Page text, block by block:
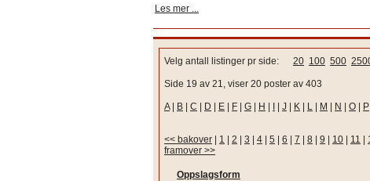
Les mer ...
Velg antall listinger pr side: 20 100 500
Side 19 av 21, viser 20 poster av 403
A| B C D E F G H J K L M N O P
<< bakover 1 2 3 4 5 6 7 8 9 10 11
framover >>
Oppslagsform